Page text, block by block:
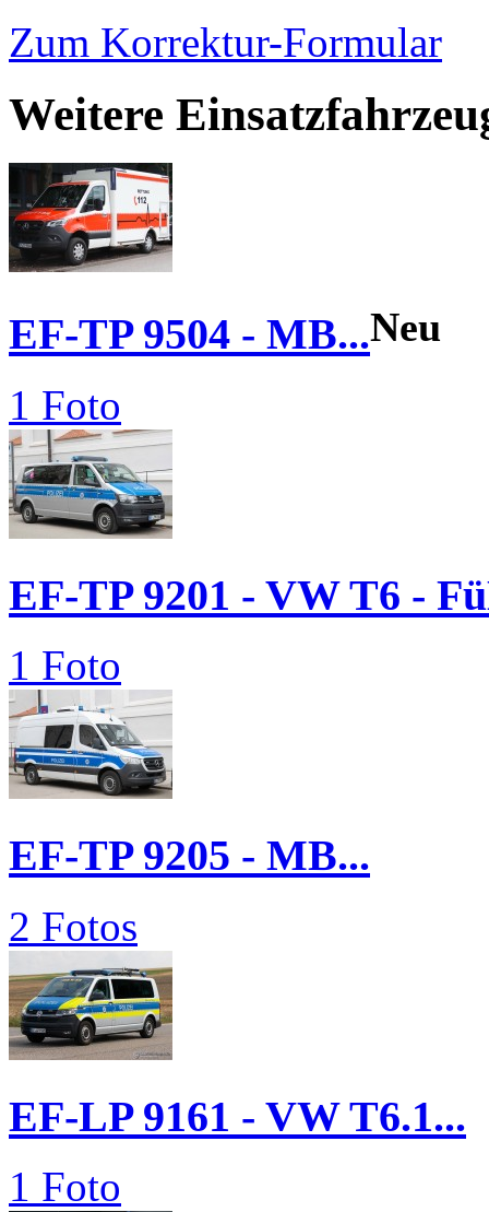
Zum Korrektur-Formular
Weitere
EF-TP 9504 - MB...Neu
1 Foto
EF-TP 9201 - VW T6 -
1 Foto
EF-TP 9205 - MB...
2 Fotos
EF-LP 9161 - VW T6.1...
1 Foto